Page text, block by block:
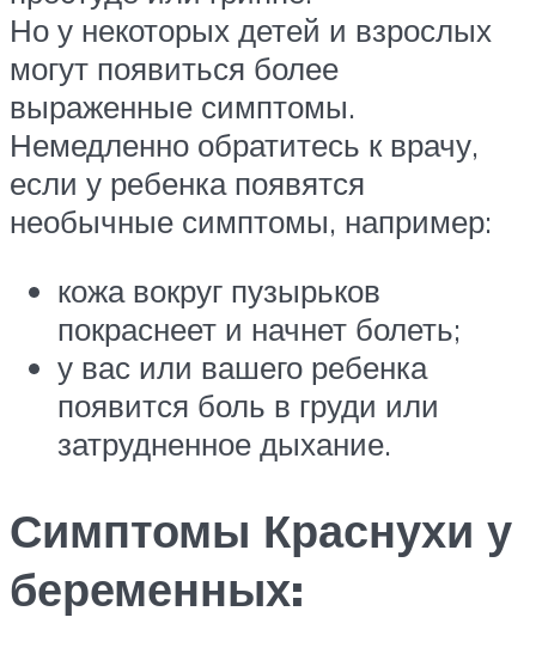
Но у некоторых детей и взрослых
могут появиться более
выраженные симптомы.
Немедленно обратитесь к врачу,
если у ребенка появятся
необычные симптомы, например:
кожа вокруг пузырьков
покраснеет и начнет болеть;
у вас или вашего ребенка
появится боль в груди или
затрудненное дыхание.
Симптомы Краснухи у
беременных: